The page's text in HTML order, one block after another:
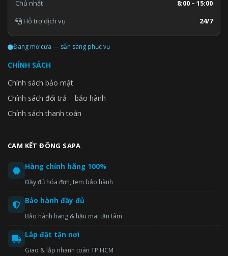
Chủ nhật
8:00 – 15:00
Hỗ trợ dịch vụ
24/7
Đang mở cửa — sẵn sàng phục vụ
CHÍNH SÁCH
Chính sách bảo mật
Chính sách đổi trả – bảo hành
Chính sách thanh toán
CAM KẾT ĐÔNG SAPA
Hàng chính hãng 100%
Đầy đủ hóa đơn, tem bảo hành
Bảo hành đầy đủ
Bảo hành hãng & hậu mãi tận tâm
Lắp đặt tận nơi
Giao & lắp nhanh toàn TP.HCM